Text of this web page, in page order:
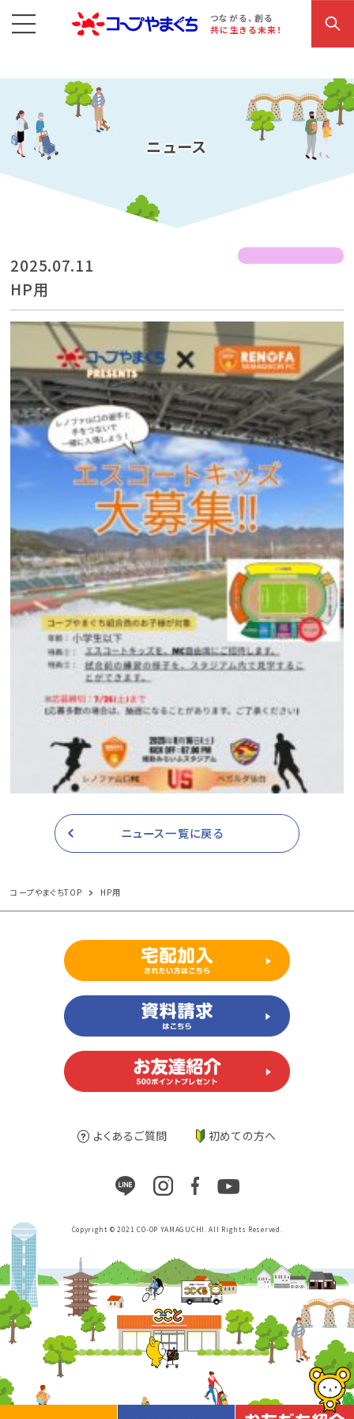
つながる、創る
共に生きる未来！
コープやまぐち お買い物・サービス こだわり商品 参加・イベント情報
ニュース
2025.07.11
HP用
ニュース一覧に戻る
コープやまぐちTOP HP用
よくあるご質問 初めての方へ
Copyright © 2021 CO-OP YAMAGUCHI. All Rights Reserved.